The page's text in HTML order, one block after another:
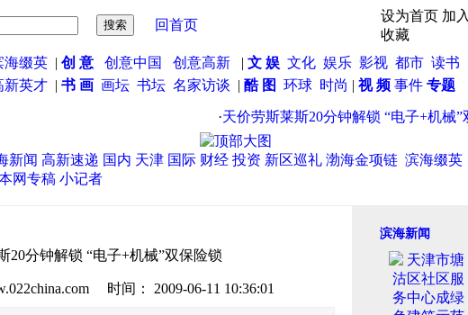
回首页
设为首页 加入
收藏
海缀英 | 创 意 创意中国 创意高新 | 文 娱 文化 娱乐 影视 都市 读书
新英才 | 书 画 画坛 书坛 名家访谈 | 酷 图 环球 时尚 | 视 频 事件 专题
天价劳斯莱斯20分钟解锁 “电子+机械”双
新闻 高新速递 国内 天津 国际 财经 投资 新区巡礼 渤海金项链 滨海缀英
网专稿 小记者
20分钟解锁 “电子+机械”双保险锁
时间： 2009-06-11 10:36:01
滨海新闻